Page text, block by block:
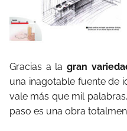
Gracias a la gran
una inagotable fuente de
vale más que mil
paso es una obra